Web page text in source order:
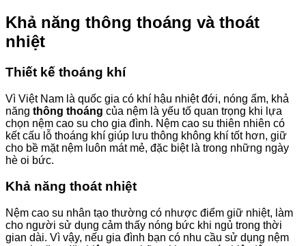
Khả năng thông thoáng và thoát
nhiệt
Thiết kế thoáng khí
Vì Việt Nam là quốc gia có khí hậu nhiệt đới, nóng ẩm, khả
năng thông thoáng của nệm là yếu tố quan trọng khi lựa
chọn nệm cao su cho gia đình. Nệm cao su thiên nhiên có
kết cấu lỗ thoáng khí giúp lưu thông không khí tốt hơn, giữ
cho bề mặt nệm luôn mát mẻ, đặc biệt là trong những ngày
hè oi bức.
Khả năng thoát nhiệt
Nệm cao su nhân tạo thường có nhược điểm giữ nhiệt, làm
cho người sử dụng cảm thấy nóng bức khi ngủ trong thời
gian dài. Vì vậy, nếu gia đình bạn có nhu cầu sử dụng nệm